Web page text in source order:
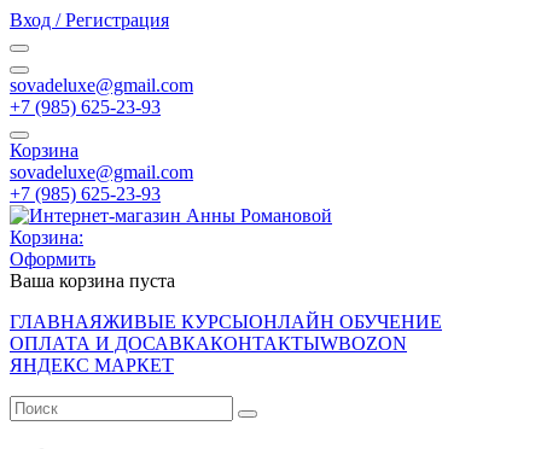
Вход / Регистрация
sovadeluxe@gmail.com
‭+7 (985) 625-23-93‬
Корзина
sovadeluxe@gmail.com
‭+7 (985) 625-23-93‬
Корзина:
Оформить
Ваша корзина пуста
ГЛАВНАЯЖИВЫЕ КУРСЫОНЛАЙН ОБУЧЕНИЕ
ОПЛАТА И ДОСАВКАКОНТАКТЫWBOZON
ЯНДЕКС МАРКЕТ